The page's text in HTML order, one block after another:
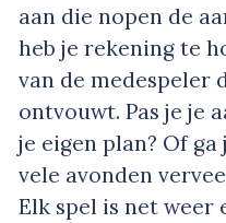
aan die nopen de
heb je rekening te
van de medespeler
ontvouwt. Pas je je
je eigen plan? Of
vele avonden
Elk spel is net weer